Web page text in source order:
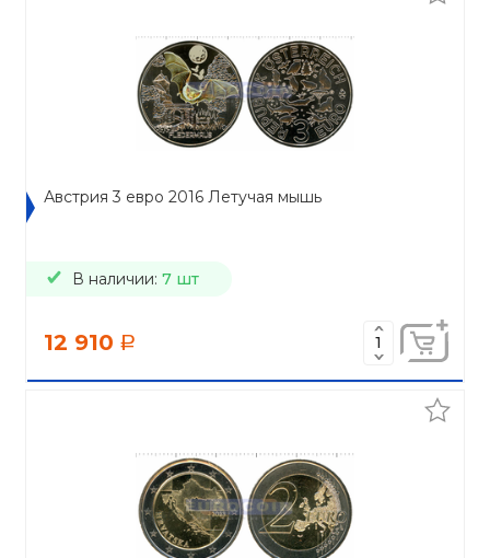
Австрия 3 евро 2016 Летучая мышь
В наличии: 7 шт
12 910 a